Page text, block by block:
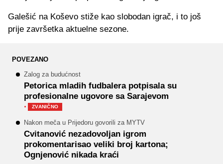
Galešić na Koševo stiže kao slobodan igrač, i to još
prije završetka aktuelne sezone.
POVEZANO
Zalog za budućnost
Petorica mladih fudbalera potpisala su
profesionalne ugovore sa Sarajevom
· ZVANIČNO
Nakon meča u Prijedoru govorili za MYTV
Cvitanović nezadovoljan igrom
prokomentarisao veliki broj kartona;
Ognjenović nikada kraći